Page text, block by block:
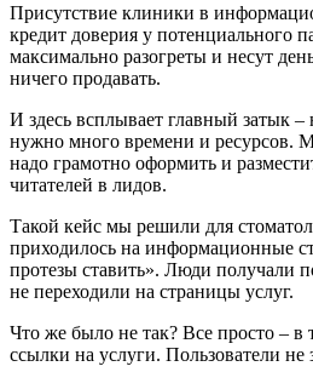
Присутствие клиники в
кредит доверия у потенциального
максимально разогреты и несут
ничего продавать.
И здесь всплывает главный затык –
нужно много времени и ресурсов.
надо грамотно оформить и
читателей в лидов.
Такой кейс мы решили для
приходилось на информационные
протезы ставить». Люди получали
не переходили на страницы услуг.
Что же было не так? Все просто – в
ссылки на услуги. Пользователи не